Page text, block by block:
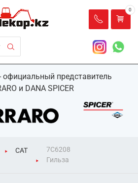
официальный представитель
и DANA SPICER
0
CAT
7С6208
Гильза